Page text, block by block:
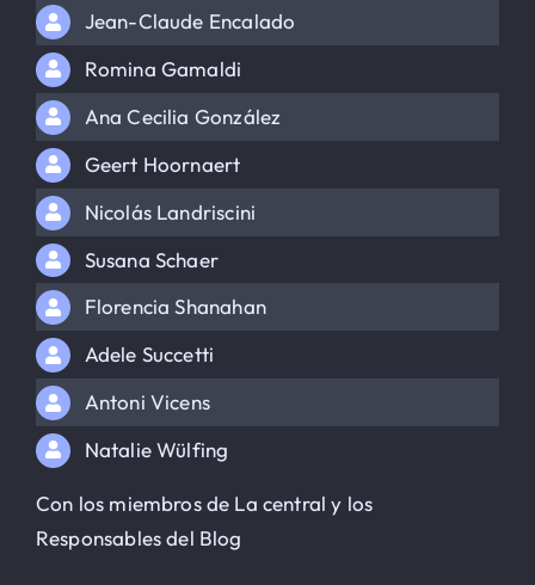
Jean-Claude Encalado
Romina Gamaldi
Ana Cecilia González
Geert Hoornaert
Nicolás Landriscini
Susana Schaer
Florencia Shanahan
Adele Succetti
Antoni Vicens
Natalie Wülfing
Con los miembros de La central y los
Responsables del Blog